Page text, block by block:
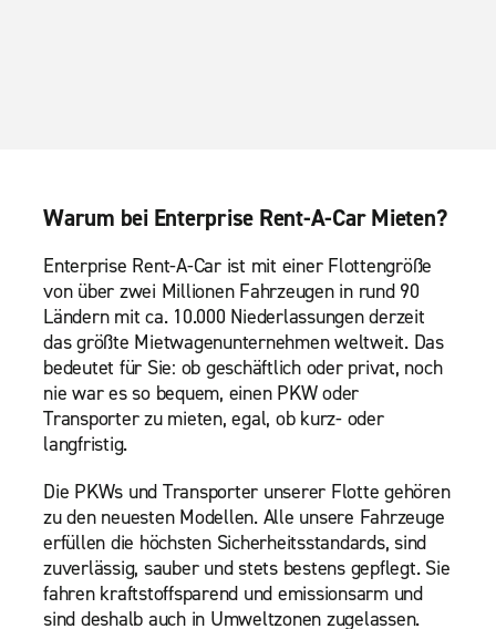
Warum bei Enterprise Rent-A-Car Mieten?
Enterprise Rent-A-Car ist mit einer Flottengröße
von über zwei Millionen Fahrzeugen in rund 90
Ländern mit ca. 10.000 Niederlassungen derzeit
das größte Mietwagenunternehmen weltweit. Das
bedeutet für Sie: ob geschäftlich oder privat, noch
nie war es so bequem, einen PKW oder
Transporter zu mieten, egal, ob kurz- oder
langfristig.
Die PKWs und Transporter unserer Flotte gehören
zu den neuesten Modellen. Alle unsere Fahrzeuge
erfüllen die höchsten Sicherheitsstandards, sind
zuverlässig, sauber und stets bestens gepflegt. Sie
fahren kraftstoffsparend und emissionsarm und
sind deshalb auch in Umweltzonen zugelassen.